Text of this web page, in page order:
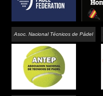
Asoc. Nacional Técnicos de Pádel